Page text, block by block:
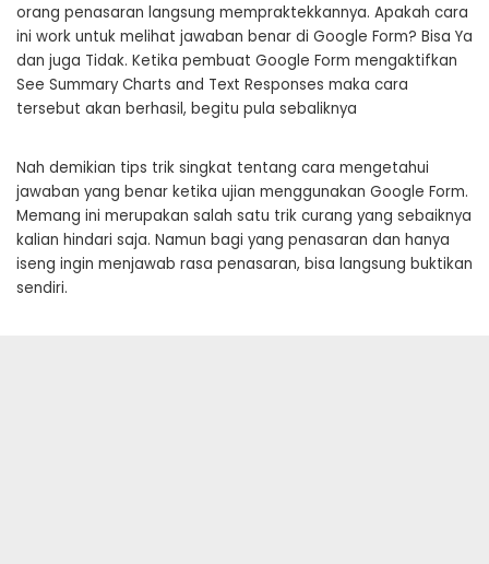
orang penasaran langsung mempraktekkannya. Apakah cara
ini work untuk melihat jawaban benar di Google Form? Bisa Ya
dan juga Tidak. Ketika pembuat Google Form mengaktifkan
See Summary Charts and Text Responses maka cara
tersebut akan berhasil, begitu pula sebaliknya
Nah demikian tips trik singkat tentang cara mengetahui
jawaban yang benar ketika ujian menggunakan Google Form.
Memang ini merupakan salah satu trik curang yang sebaiknya
kalian hindari saja. Namun bagi yang penasaran dan hanya
iseng ingin menjawab rasa penasaran, bisa langsung buktikan
sendiri.